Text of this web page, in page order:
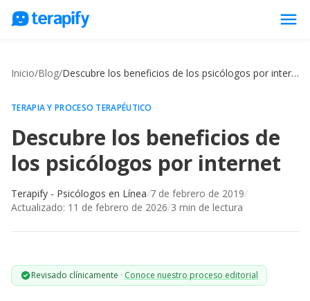
menu
Opiniones
Empresas
Preguntas frecuentes
Trabaja con nosotros
Inicio/Blog/ Descubre los beneficios de los psicólogos por internet
TERAPIA Y PROCESO TERAPÉUTICO
Descubre los beneficios de
los psicólogos por internet
Terapify - Psicólogos en Línea/7 de febrero de 2019/
Actualizado: 11 de febrero de 2026/3 min de lectura
Revisado clínicamente · Conoce nuestro proceso editorial